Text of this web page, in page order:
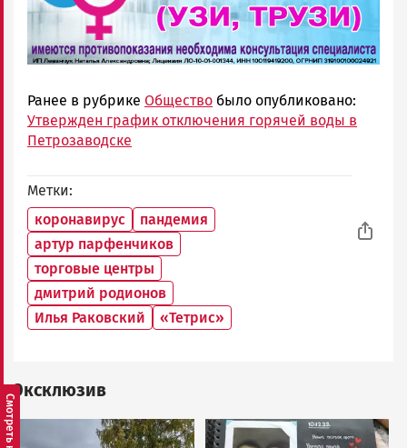
Ранее в рубрике Общество было опубликовано:
Утвержден график отключения горячей воды в
Петрозаводске
Метки
коронавирус
пандемия
артур парфенчиков
торговые центры
дмитрий родионов
Илья Раковский
«Тетрис»
Эксклюзив
Image Image